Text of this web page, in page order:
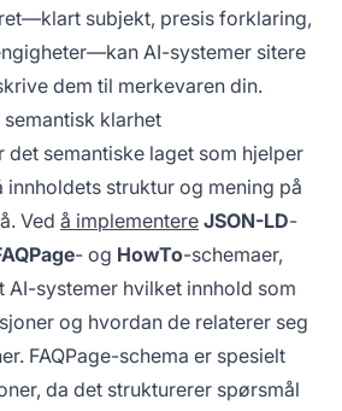
subjekt, presis forklaring,
AI-systemer sitere
dem til merkevaren din.
klarhet
det semantiske laget som hjelper
innholdets struktur og mening på
Ved å implementere JSON-LD-
- og HowTo-schemaer,
systemer hvilket innhold som
og hvordan de relaterer seg
FAQPage-schema er spesielt
da det strukturerer spørsmål